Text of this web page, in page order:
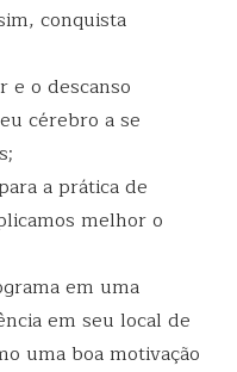
conquista
e o descanso
cérebro a se
a prática de
melhor o
em uma
em seu local de
uma boa motivação